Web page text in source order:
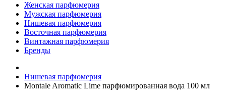
Женская парфюмерия
Мужская парфюмерия
Нишевая парфюмерия
Восточная парфюмерия
Винтажная парфюмерия
Бренды
Нишевая парфюмерия
Montale Aromatic Lime парфюмированная вода 100 мл